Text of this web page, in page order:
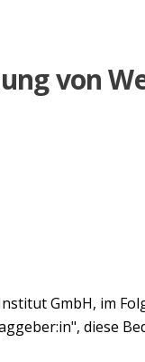
von
GmbH, im
diese